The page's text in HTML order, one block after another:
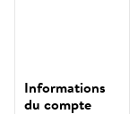
Informations
du compte